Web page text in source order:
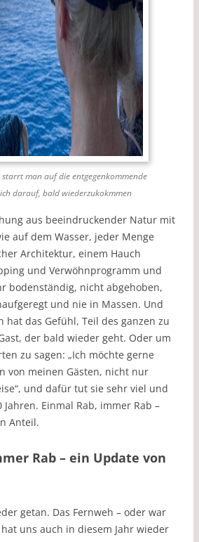
man auf die entgegenkommende
darauf, bald wiederzukokmmen
aus beeindruckender Natur mit
auf dem Wasser, jeder Menge
Architektur, einem Hauch
und Verwöhnprogramm und
bodenständig, nicht abgehoben,
und nie in Massen. Und
hat das Gefühl, Teil des ganzen zu
der bald wieder geht. Oder um
zu sagen: „Ich möchte gerne
von meinen Gästen, nicht nur
und dafür tut sie sehr viel und
Einmal Rab, immer Rab –
Anteil.
Rab – ein Update von
getan. Das Fernweh – oder war
uns auch in diesem Jahr wieder